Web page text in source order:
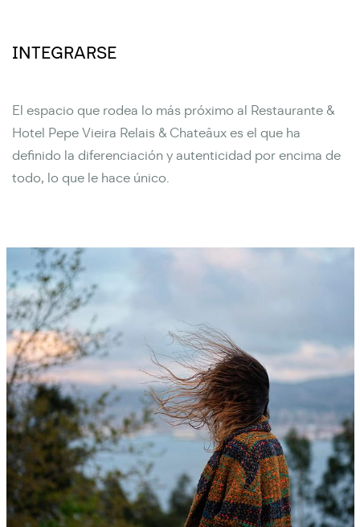
INTEGRARSE
El espacio que rodea lo más próximo al Restaurante &
Hotel Pepe Vieira Relais & Chateâux es el que ha
definido la diferenciación y autenticidad por encima de
todo, lo que le hace único.